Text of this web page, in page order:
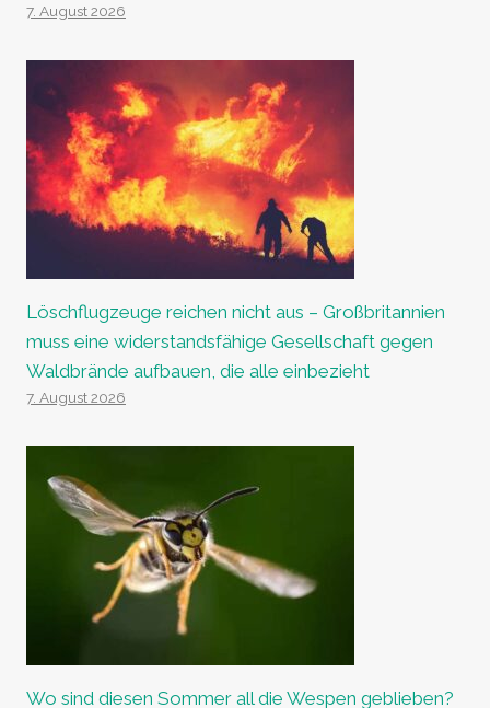
7. August 2026
Löschflugzeuge reichen nicht aus – Großbritannien
muss eine widerstandsfähige Gesellschaft gegen
Waldbrände aufbauen, die alle einbezieht
7. August 2026
Wo sind diesen Sommer all die Wespen geblieben?